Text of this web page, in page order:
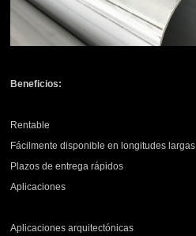
Beneficios:
Rentable
Fácilmente disponible en longitudes largas
Plazos de entrega rápidos
Aplicaciones
Aplicaciones arquitectónicas